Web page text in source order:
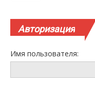
Авторизация
Имя пользователя: